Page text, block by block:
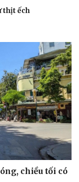
thịt ếch
chiều tối có